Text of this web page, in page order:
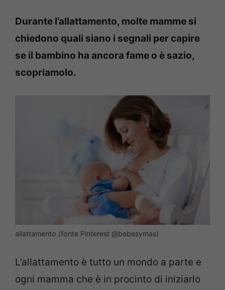
Durante l’allattamento, molte mamme si
chiedono quali siano i segnali per capire
se il bambino ha ancora fame o è sazio,
scopriamolo.
allattamento (fonte Pinterest @bebesymas)
L’allattamento è tutto un mondo a parte e
ogni mamma che è in procinto di iniziarlo